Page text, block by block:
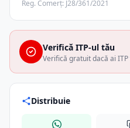
Reg. Comerț: J28/361/2021
Verifică ITP-ul tău
Verifică gratuit dacă ai ITP
Distribuie